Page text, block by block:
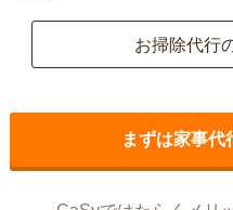
お掃除代行
まずは家事代